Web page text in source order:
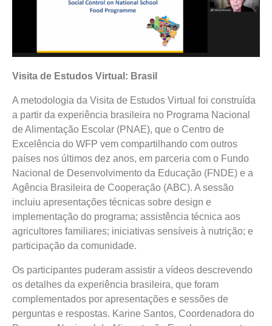
Visita de Estudos Virtual: Brasil
A metodologia da Visita de Estudos Virtual foi construída
a partir da experiência brasileira no Programa Nacional
de Alimentação Escolar (PNAE), que o Centro de
Excelência do WFP vem compartilhando com outros
países nos últimos dez anos, em parceria com o Fundo
Nacional de Desenvolvimento da Educação (FNDE) e a
Agência Brasileira de Cooperação (ABC). A sessão
incluiu apresentações técnicas sobre design e
implementação do programa; assistência técnica aos
agricultores familiares; iniciativas sensíveis à nutrição; e
participação da comunidade.
Os participantes puderam assistir a vídeos descrevendo
os detalhes da experiência brasileira, que foram
complementados por apresentações e sessões de
perguntas e respostas. Karine Santos, Coordenadora do